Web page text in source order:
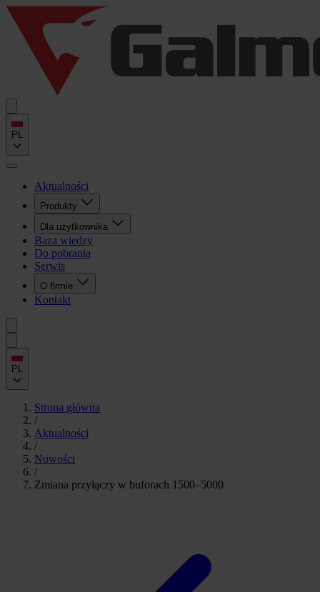
PL
Aktualności
Produkty
Dla użytkownika
Baza wiedzy
Do pobrania
Serwis
O firmie
Kontakt
PL
Strona główna
/
Aktualności
/
Nowości
/
Zmiana przyłączy w buforach 1500–5000